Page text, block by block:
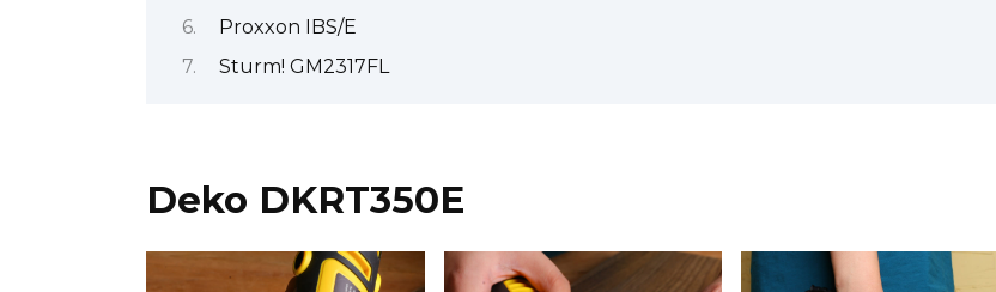
Proxxon IBS/E
Sturm! GM2317FL
Deko DKRT350E